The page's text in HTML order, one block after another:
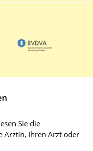
Sie die
Ärztin, Ihren Arzt oder